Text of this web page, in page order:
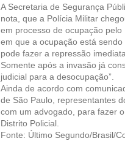
A Secretaria de Segurança
nota, que a Polícia Militar
em processo de ocupação pelo
em que a ocupação está
pode fazer a repressão
Somente após a invasão já
judicial para a desocupação”.
Ainda de acordo com
de São Paulo, representantes
com um advogado, para fazer
Distrito Policial.
Fonte: Último Segundo/Brasil/